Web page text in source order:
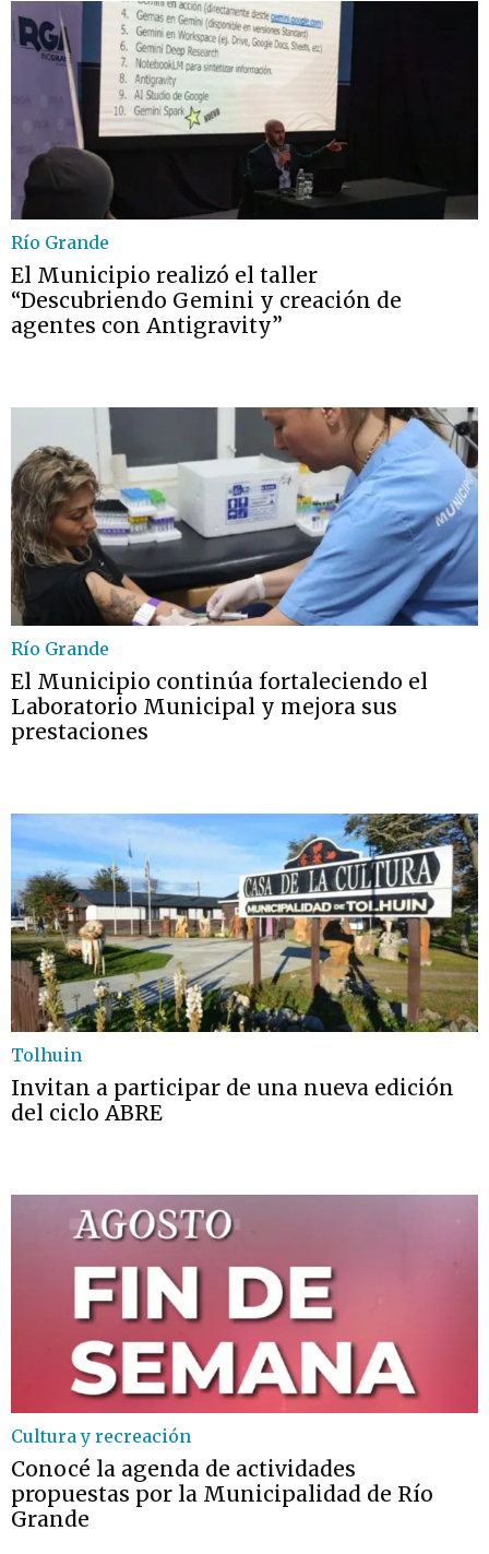
Río Grande
El Municipio realizó el taller
“Descubriendo Gemini y creación de
agentes con Antigravity”
Río Grande
El Municipio continúa fortaleciendo el
Laboratorio Municipal y mejora sus
prestaciones
Tolhuin
Invitan a participar de una nueva edición
del ciclo ABRE
Cultura y recreación
Conocé la agenda de actividades
propuestas por la Municipalidad de Río
Grande